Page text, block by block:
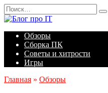
Перейти
к
содержанию
Search
for:
Обзоры
Сборка ПК
Советы и хитрости
Игры
Главная » Обзоры